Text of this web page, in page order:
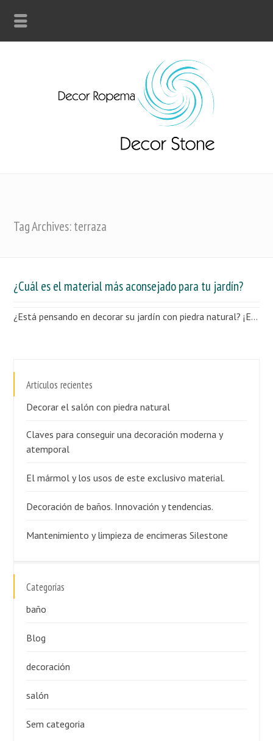
Tag Archives: terraza
¿Cuál es el material más aconsejado para tu jardín?
¿Está pensando en decorar su jardín con piedra natural? ¡Excelente decisión! No hay material más duradero, natural y fácil de mantener que una piedra natural. Por tanto, se convertirá en una gran inversión para tu jardín. Os recomendamos 5 piedras naturales para su terraza, jardín o patio: Mármoles Debido a sus increíbles prestaciones y la dureza y resistencia, es un material perfecto para trabajar los complementos […]
Artículos recientes
Decorar el salón con piedra natural
Claves para conseguir una decoración moderna y
atemporal
El mármol y los usos de este exclusivo material.
Decoración de baños. Innovación y tendencias.
Mantenimiento y limpieza de encimeras Silestone
Categorías
baño
Blog
decoración
salón
Sem categoria